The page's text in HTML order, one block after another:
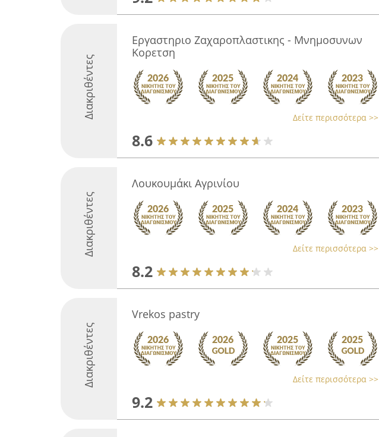
Διακριθέντες
Εργαστηριο Ζαχαροπλαστικης - Μνημοσυνων
Κορετση
Δείτε περισσότερα >>
8.6
Διακριθέντες
Λουκουμάκι Αγρινίου
Δείτε περισσότερα >>
8.2
Διακριθέντες
Vrekos pastry
Δείτε περισσότερα >>
9.2